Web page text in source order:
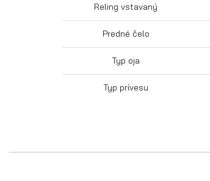
Reling vstavaný
Predné čelo
Typ oja
Typ prívesu